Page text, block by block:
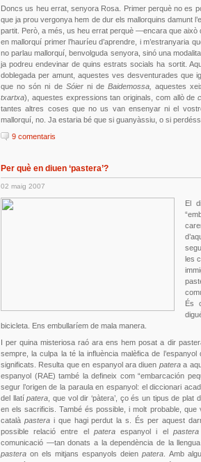
Doncs us heu errat, senyora Rosa. Primer perquè no es
que ja prou vergonya hem de dur els mallorquins damunt
partit. Però, a més, us heu errat perquè —encara que
en mallorquí primer l’hauríeu d’aprendre, i m’estranyaria
no parlau mallorquí, benvolguda senyora, sinó una
ja podreu endevinar de quins estrats socials ha sortit.
doblegada per amunt, aquestes ves desventurades que
que no són ni de Sóierni deBaidemossa,aquestes
txartxa), aquestes expressions tan originals, com allò de
tantes altres coses que no us van ensenyar ni el
mallorquí, no. Ja estaria bé que si guanyàssiu, o si
9 comentaris
Per què en diuen ‘pastera’?
02 maig 2007
El
“
les
És
bicicleta. Ens embullaríem de mala manera.
I per quina misteriosa raó ara ens hem posat a dir
sempre, la culpa la té la influència malèfica de
significats. Resulta que en espanyol ara diuen pateraa
espanyol (RAE) també la defineix com “embarcación
segur l’origen de la paraula en espanyol: el diccionari
del llatípatera , que vol dir ‘pàtera’, ço és un tipus de
en els sacrificis. També és possible, i molt probable,
català pastera i que hagi perdut la s. És per aquest
possible relació entre el pateraespanyol i el pastera
comunicació —tan donats a la dependència de la
pasteraon els mitjans espanyols deienpatera . Amb